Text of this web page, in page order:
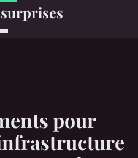
pour